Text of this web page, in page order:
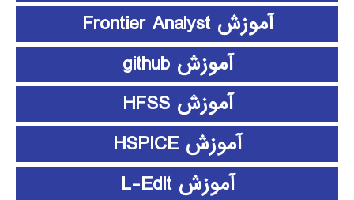
آموزش Frontier Analyst
آموزش github
آموزش HFSS
آموزش HSPICE
آموزش L-Edit